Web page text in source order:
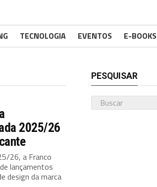
TECNOLOGIA EVENTOS E-BOOKS
2025/26
26, a Franco
lançamentos
design da marca
PESQUISAR